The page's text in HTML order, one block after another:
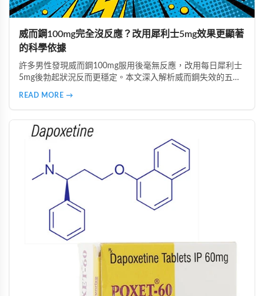
威而鋼100mg完全沒反應？改用犀利士5mg效果更顯著
的科學依據
許多男性發現威而鋼100mg服用後毫無反應，改用每日犀利士
5mg後勃起狀況反而更穩定。本文深入解析威而鋼失效的五大
用藥建議。
READ MORE →